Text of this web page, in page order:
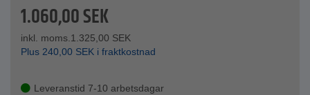
1.060,00SEK
inkl. moms.1.325,00 SEK
Plus 240,00 SEK i fraktkostnad
Leveranstid 7-10 arbetsdagar